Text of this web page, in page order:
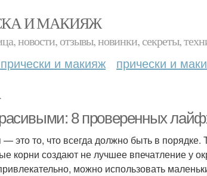
И МАКИЯЖ
новости, отзывы, новинки, секреты,
и макияж прически и
8 проверенных
это то, что всегда должно быть в
корни создают не лучшее впечатление у
можно использовать